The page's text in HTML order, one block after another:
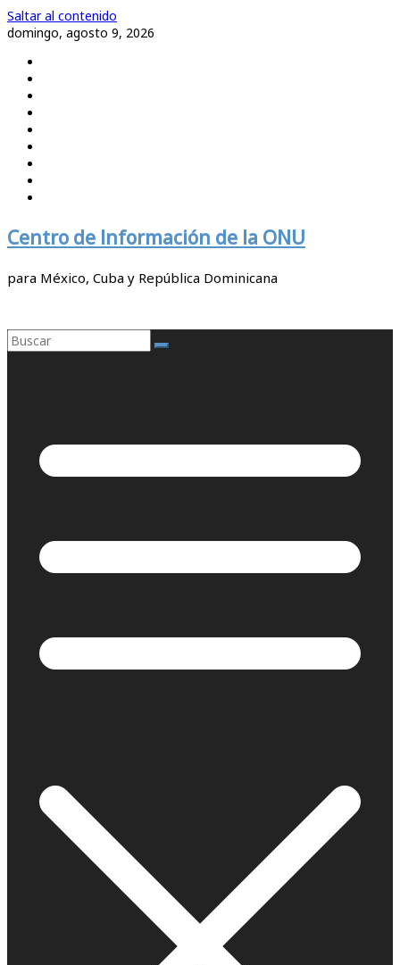
Saltar al contenido
domingo, agosto 9, 2026
Centro de Información de la ONU
para México, Cuba y República Dominicana